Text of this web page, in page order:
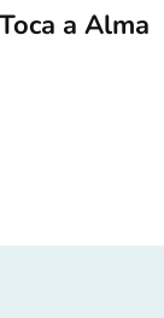
a Alma